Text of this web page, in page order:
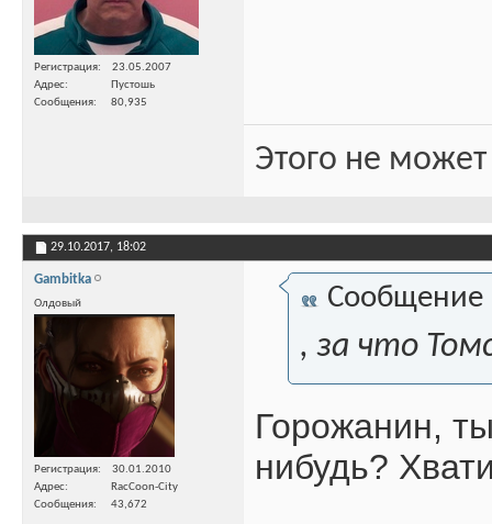
Регистрация
23.05.2007
Адрес
Пустошь
Сообщения
80,935
Этого не
29.10.2017, 18:02
Gambitka
Олдовый
Регистрация
30.01.2010
Адрес
RacCoon-City
Сообщения
43,672
Сообщение
, за что
Горожанин,
нибудь?